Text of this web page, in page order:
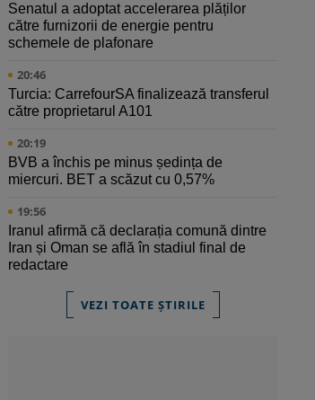
Senatul a adoptat accelerarea plăților
către furnizorii de energie pentru
schemele de plafonare
20:46
Turcia: CarrefourSA finalizează transferul
către proprietarul A101
20:19
BVB a închis pe minus ședința de
miercuri. BET a scăzut cu 0,57%
19:56
Iranul afirmă că declarația comună dintre
Iran și Oman se află în stadiul final de
redactare
VEZI TOATE ȘTIRILE